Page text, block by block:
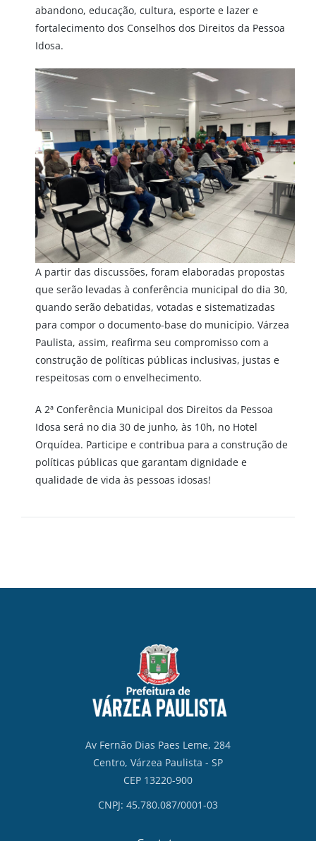
abandono, educação, cultura, esporte e lazer e
fortalecimento dos Conselhos dos Direitos da Pessoa
Idosa.
A partir das discussões, foram elaboradas propostas
que serão levadas à conferência municipal do dia 30,
quando serão debatidas, votadas e sistematizadas
para compor o documento-base do município. Várzea
Paulista, assim, reafirma seu compromisso com a
construção de políticas públicas inclusivas, justas e
respeitosas com o envelhecimento.
A 2ª Conferência Municipal dos Direitos da Pessoa
Idosa será no dia 30 de junho, às 10h, no Hotel
Orquídea. Participe e contribua para a construção de
políticas públicas que garantam dignidade e
qualidade de vida às pessoas idosas!
Av Fernão Dias Paes Leme, 284
Centro, Várzea Paulista - SP
CEP 13220-900
CNPJ: 45.780.087/0001-03